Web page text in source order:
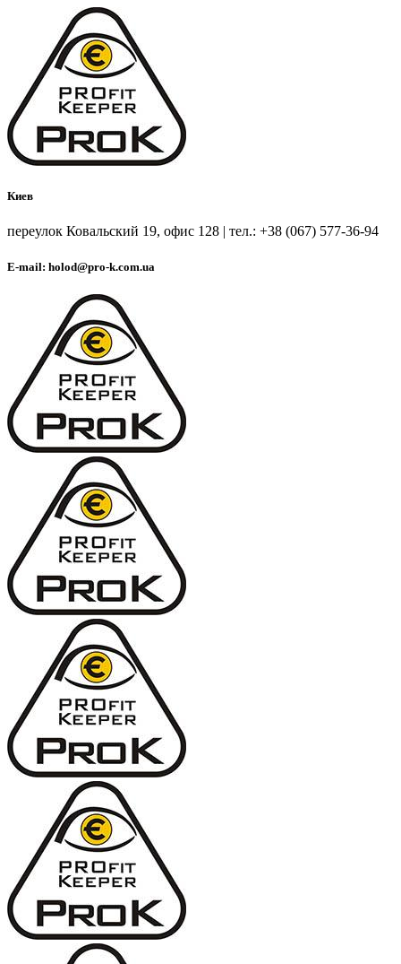
Киев
переулок Ковальский 19, офис 128 | тел.: +38 (067) 577-36-94
E-mail: holod@pro-k.com.ua